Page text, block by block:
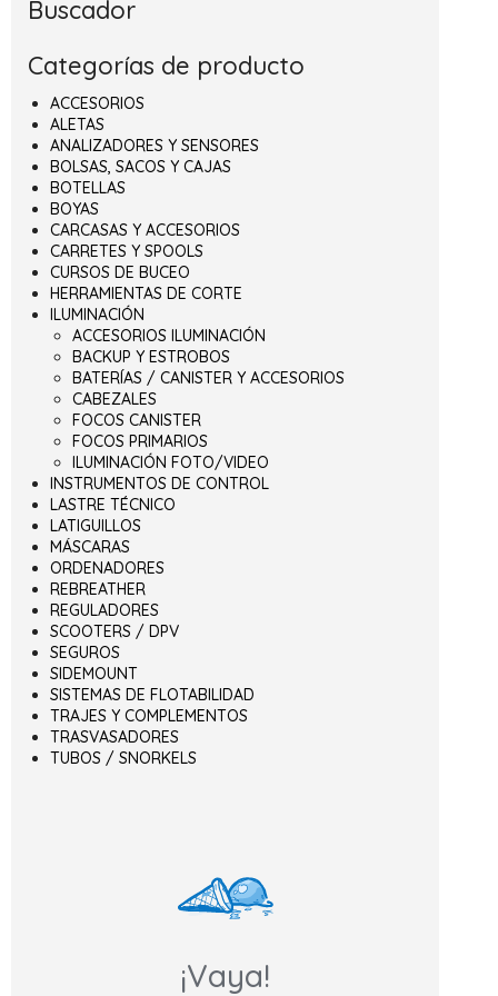
Buscador
Categorías de producto
ACCESORIOS
ALETAS
ANALIZADORES Y SENSORES
BOLSAS, SACOS Y CAJAS
BOTELLAS
BOYAS
CARCASAS Y ACCESORIOS
CARRETES Y SPOOLS
CURSOS DE BUCEO
HERRAMIENTAS DE CORTE
ILUMINACIÓN
ACCESORIOS ILUMINACIÓN
BACKUP Y ESTROBOS
BATERÍAS / CANISTER Y ACCESORIOS
CABEZALES
FOCOS CANISTER
FOCOS PRIMARIOS
ILUMINACIÓN FOTO/VIDEO
INSTRUMENTOS DE CONTROL
LASTRE TÉCNICO
LATIGUILLOS
MÁSCARAS
ORDENADORES
REBREATHER
REGULADORES
SCOOTERS / DPV
SEGUROS
SIDEMOUNT
SISTEMAS DE FLOTABILIDAD
TRAJES Y COMPLEMENTOS
TRASVASADORES
TUBOS / SNORKELS
¡Vaya!